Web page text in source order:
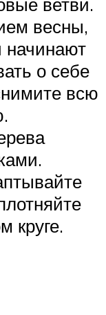
весны,
начинают
о себе
всю
круге.